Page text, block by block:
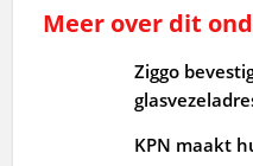
Meer over dit
Ziggo
KPN maakt